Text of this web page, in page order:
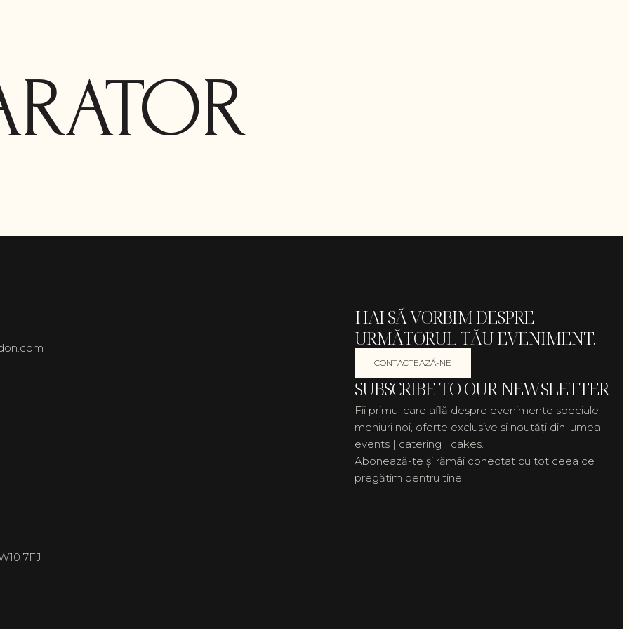
7FJ
HAI SĂ VORBIM DESPRE
URMĂTORUL TĂU EVENIMENT.
CONTACTEAZĂ-NE
SUBSCRIBE TO OUR NEWSLETTER
Fii primul care află despre evenimente speciale,
meniuri noi, oferte exclusive și noutăți din lumea
events | catering | cakes.
Abonează-te și rămâi conectat cu tot ceea ce
pregătim pentru tine.